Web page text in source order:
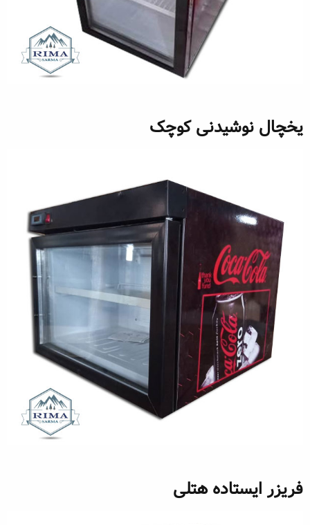
یخچال نوشیدنی کوچک​
فریزر ایستاده هتلی​